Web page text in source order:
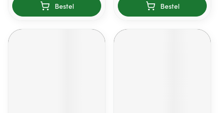
Bestel Bestel